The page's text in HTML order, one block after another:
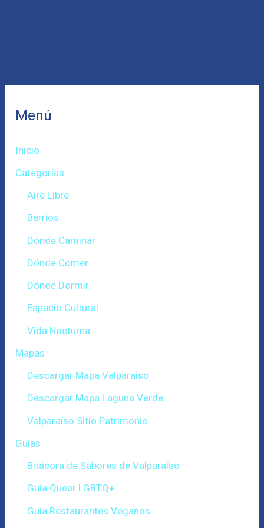
Menú
Inicio
Categorías
Aire Libre
Barrios
Dónde Caminar
Dónde Comer
Dónde Dormir
Espacio Cultural
Vida Nocturna
Mapas
Descargar Mapa Valparaíso
Descargar Mapa Laguna Verde
Valparaíso Sitio Patrimonio
Guias
Bitácora de Sabores de Valparaíso
Guía Queer LGBTQ+
Guía Restaurantes Veganos